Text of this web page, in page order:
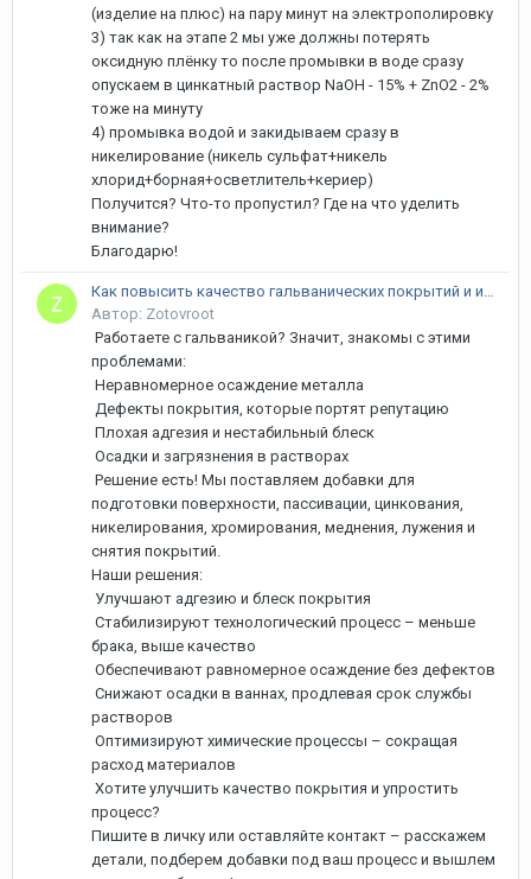
(изделие на плюс) на пару минут на электрополировку
3) так как на этапе 2 мы уже должны потерять
оксидную плёнку то после промывки в воде сразу
опускаем в цинкатный раствор NaOH - 15% + ZnO2 - 2%
тоже на минуту
4) промывка водой и закидываем сразу в
никелирование (никель сульфат+никель
хлорид+борная+осветлитель+кериер)
Получится? Что-то пропустил? Где на что уделить
внимание?
Благодарю!
Как повысить качество гальванических покрытий и избавиться от брака?
Автор: Zotovroot
Работаете с гальваникой? Значит, знакомы с этими
проблемами:
Неравномерное осаждение металла
Дефекты покрытия, которые портят репутацию
Плохая адгезия и нестабильный блеск
Осадки и загрязнения в растворах
Решение есть! Мы поставляем добавки для
подготовки поверхности, пассивации, цинкования,
никелирования, хромирования, меднения, лужения и
снятия покрытий.
Наши решения:
Улучшают адгезию и блеск покрытия
Стабилизируют технологический процесс – меньше
брака, выше качество
Обеспечивают равномерное осаждение без дефектов
Снижают осадки в ваннах, продлевая срок службы
растворов
Оптимизируют химические процессы – сокращая
расход материалов
Хотите улучшить качество покрытия и упростить
процесс?
Пишите в личку или оставляйте контакт – расскажем
детали, подберем добавки под ваш процесс и вышлем